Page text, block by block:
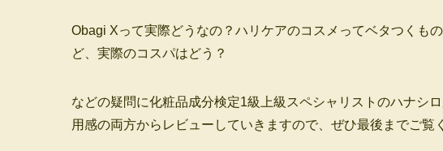
Obagi Xって実際どうなの？ハリケアのコスメってベタつくも
ど、実際のコスパはどう？
などの疑問に化粧品成分検定1級上級スペシャリストのハナシ
用感の両方からレビューしていきますので、ぜひ最後までご覧